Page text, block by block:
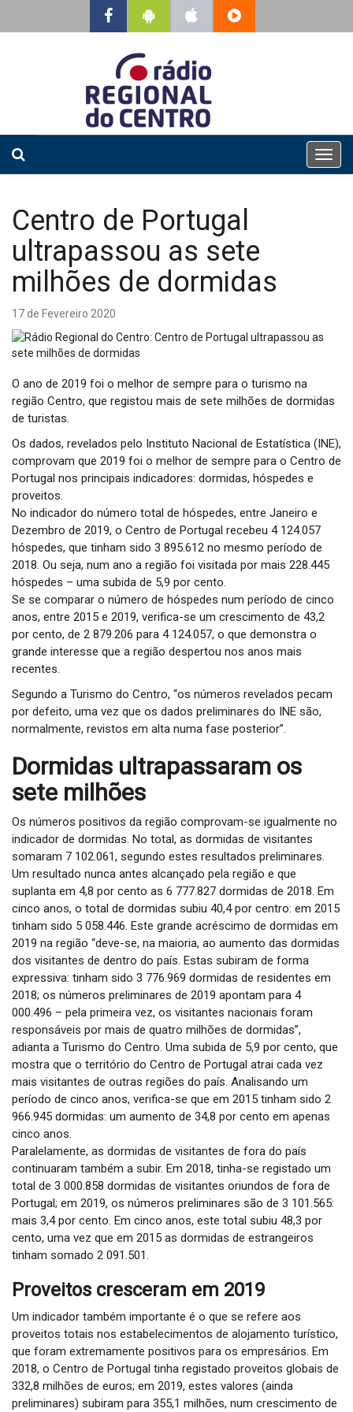
T
o
n
Centro de Portugal
ultrapassou as sete
milhões de dormidas
17 de Fevereiro 2020
O ano de 2019 foi o melhor de sempre para o turismo na
região Centro, que registou mais de sete milhões de dormidas
de turistas.
Os dados, revelados pelo Instituto Nacional de Estatística (INE),
comprovam que 2019 foi o melhor de sempre para o Centro de
Portugal nos principais indicadores: dormidas, hóspedes e
proveitos.
No indicador do número total de hóspedes, entre Janeiro e
Dezembro de 2019, o Centro de Portugal recebeu 4 124.057
hóspedes, que tinham sido 3 895.612 no mesmo período de
2018. Ou seja, num ano a região foi visitada por mais 228.445
hóspedes – uma subida de 5,9 por cento.
Se se comparar o número de hóspedes num período de cinco
anos, entre 2015 e 2019, verifica-se um crescimento de 43,2
por cento, de 2 879.206 para 4 124.057, o que demonstra o
grande interesse que a região despertou nos anos mais
recentes.
Segundo a Turismo do Centro, “os números revelados pecam
por defeito, uma vez que os dados preliminares do INE são,
normalmente, revistos em alta numa fase posterior”.
Dormidas ultrapassaram os
sete milhões
Os números positivos da região comprovam-se igualmente no
indicador de dormidas. No total, as dormidas de visitantes
somaram 7 102.061, segundo estes resultados preliminares.
Um resultado nunca antes alcançado pela região e que
suplanta em 4,8 por cento as 6 777.827 dormidas de 2018. Em
cinco anos, o total de dormidas subiu 40,4 por centro: em 2015
tinham sido 5 058.446. Este grande acréscimo de dormidas em
2019 na região “deve-se, na maioria, ao aumento das dormidas
dos visitantes de dentro do país. Estas subiram de forma
expressiva: tinham sido 3 776.969 dormidas de residentes em
2018; os números preliminares de 2019 apontam para 4
000.496 – pela primeira vez, os visitantes nacionais foram
responsáveis por mais de quatro milhões de dormidas”,
adianta a Turismo do Centro. Uma subida de 5,9 por cento, que
mostra que o território do Centro de Portugal atrai cada vez
mais visitantes de outras regiões do país. Analisando um
período de cinco anos, verifica-se que em 2015 tinham sido 2
966.945 dormidas: um aumento de 34,8 por cento em apenas
cinco anos.
Paralelamente, as dormidas de visitantes de fora do país
continuaram também a subir. Em 2018, tinha-se registado um
total de 3 000.858 dormidas de visitantes oriundos de fora de
Portugal; em 2019, os números preliminares são de 3 101.565:
mais 3,4 por cento. Em cinco anos, este total subiu 48,3 por
cento, uma vez que em 2015 as dormidas de estrangeiros
tinham somado 2 091.501.
Proveitos cresceram em 2019
Um indicador também importante é o que se refere aos
proveitos totais nos estabelecimentos de alojamento turístico,
que foram extremamente positivos para os empresários. Em
2018, o Centro de Portugal tinha registado proveitos globais de
332,8 milhões de euros; em 2019, estes valores (ainda
preliminares) subiram para 355,1 milhões, num crescimento de